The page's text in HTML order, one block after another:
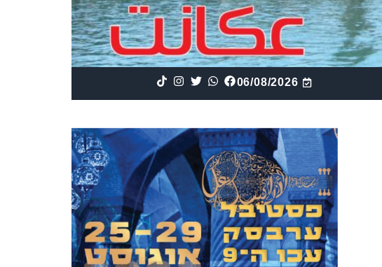
06/08/2026